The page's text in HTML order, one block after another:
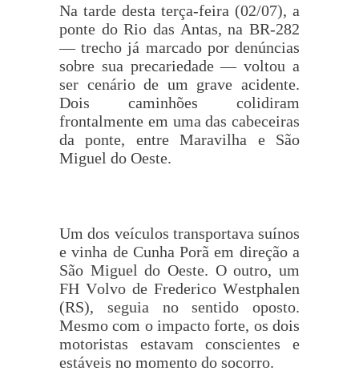
Na tarde desta terça-feira (02/07), a
ponte do Rio das Antas, na BR-282
— trecho já marcado por denúncias
sobre sua precariedade — voltou a
ser cenário de um grave acidente.
Dois caminhões colidiram
frontalmente em uma das cabeceiras
da ponte, entre Maravilha e São
Miguel do Oeste.
Um dos veículos transportava suínos
e vinha de Cunha Porã em direção a
São Miguel do Oeste. O outro, um
FH Volvo de Frederico Westphalen
(RS), seguia no sentido oposto.
Mesmo com o impacto forte, os dois
motoristas estavam conscientes e
estáveis no momento do socorro.